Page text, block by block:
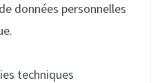
données personnelles
techniques